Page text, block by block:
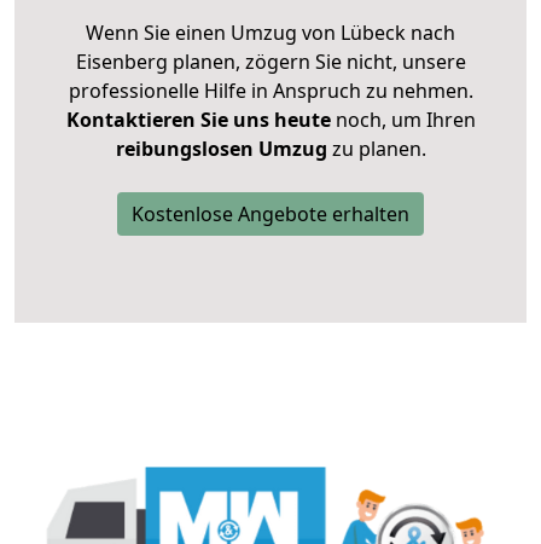
Wenn Sie einen Umzug von Lübeck nach
Eisenberg planen, zögern Sie nicht, unsere
professionelle Hilfe in Anspruch zu nehmen.
Kontaktieren Sie uns heutenoch, um Ihren
reibungslosen Umzug zu planen.
Kostenlose Angebote erhalten